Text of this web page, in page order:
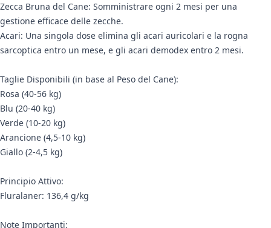
Zecca Bruna del Cane: Somministrare ogni 2 mesi per una
gestione efficace delle zecche.
Acari: Una singola dose elimina gli acari auricolari e la rogna
sarcoptica entro un mese, e gli acari demodex entro 2 mesi.
Taglie Disponibili (in base al Peso del Cane):
Rosa (40-56 kg)
Blu (20-40 kg)
Verde (10-20 kg)
Arancione (4,5-10 kg)
Giallo (2-4,5 kg)
Principio Attivo:
Fluralaner: 136,4 g/kg
Note Importanti: